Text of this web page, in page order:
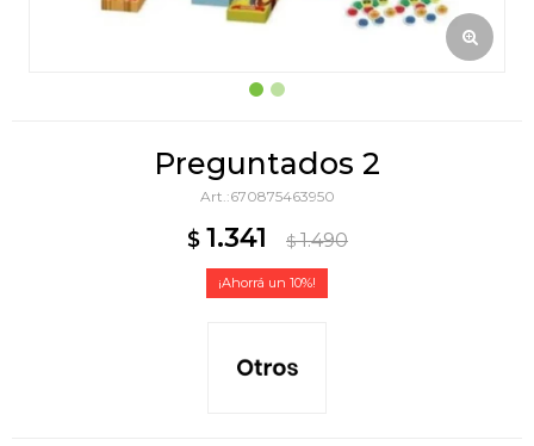
Preguntados 2
670875463950
$ 1.341 $ 1.490
10